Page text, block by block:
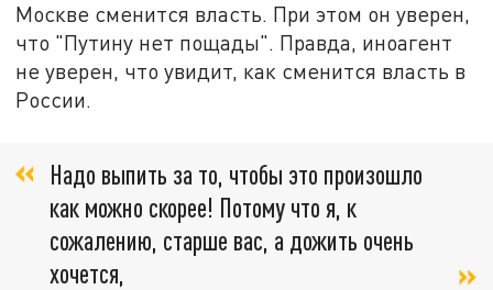
Москве сменится власть. При этом он уверен,
что "Путину нет пощады". Правда, иноагент
не уверен, что увидит, как сменится власть в
России.
Надо выпить за то, чтобы это произошло
как можно скорее! Потому что я, к
сожалению, старше вас, а дожить очень
хочется,